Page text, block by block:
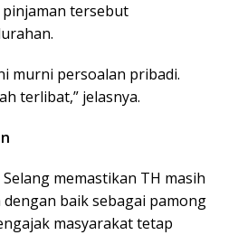
tersebut
murni persoalan pribadi.
terlibat,” jelasnya.
memastikan TH masih
baik sebagai pamong
masyarakat tetap